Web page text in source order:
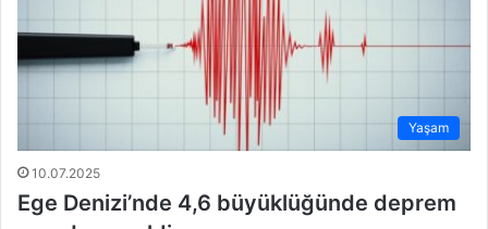
Yaşam
10.07.2025
Ege Denizi’nde 4,6 büyüklüğünde deprem